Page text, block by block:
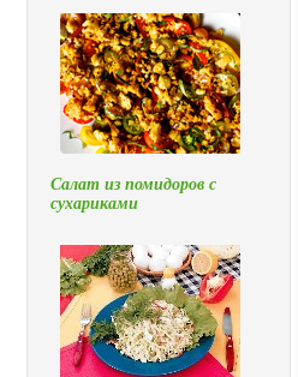
Салат из помидоров с
сухариками